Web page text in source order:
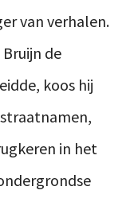
van verhalen.
de
koos hij
in het